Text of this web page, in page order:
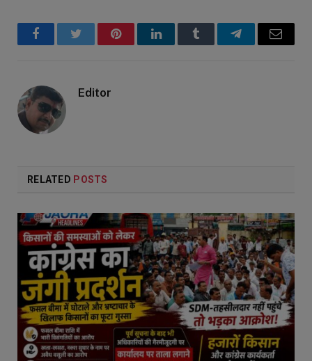
FacebookTwitter PinterestLinkedInTumblr TelegramEmail
Editor
RELATED POSTS